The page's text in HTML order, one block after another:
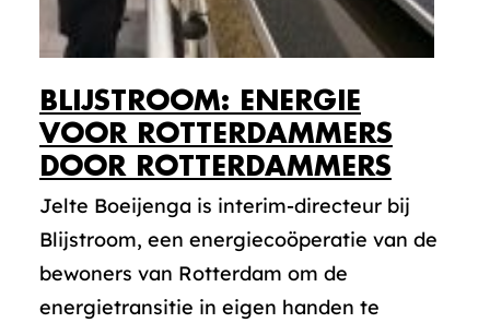
BLIJSTROOM: ENERGIE
VOOR ROTTERDAMMERS
DOOR ROTTERDAMMERS
Jelte Boeijenga is interim-directeur bij
Blijstroom, een energiecoöperatie van de
bewoners van Rotterdam om de
energietransitie in eigen handen te